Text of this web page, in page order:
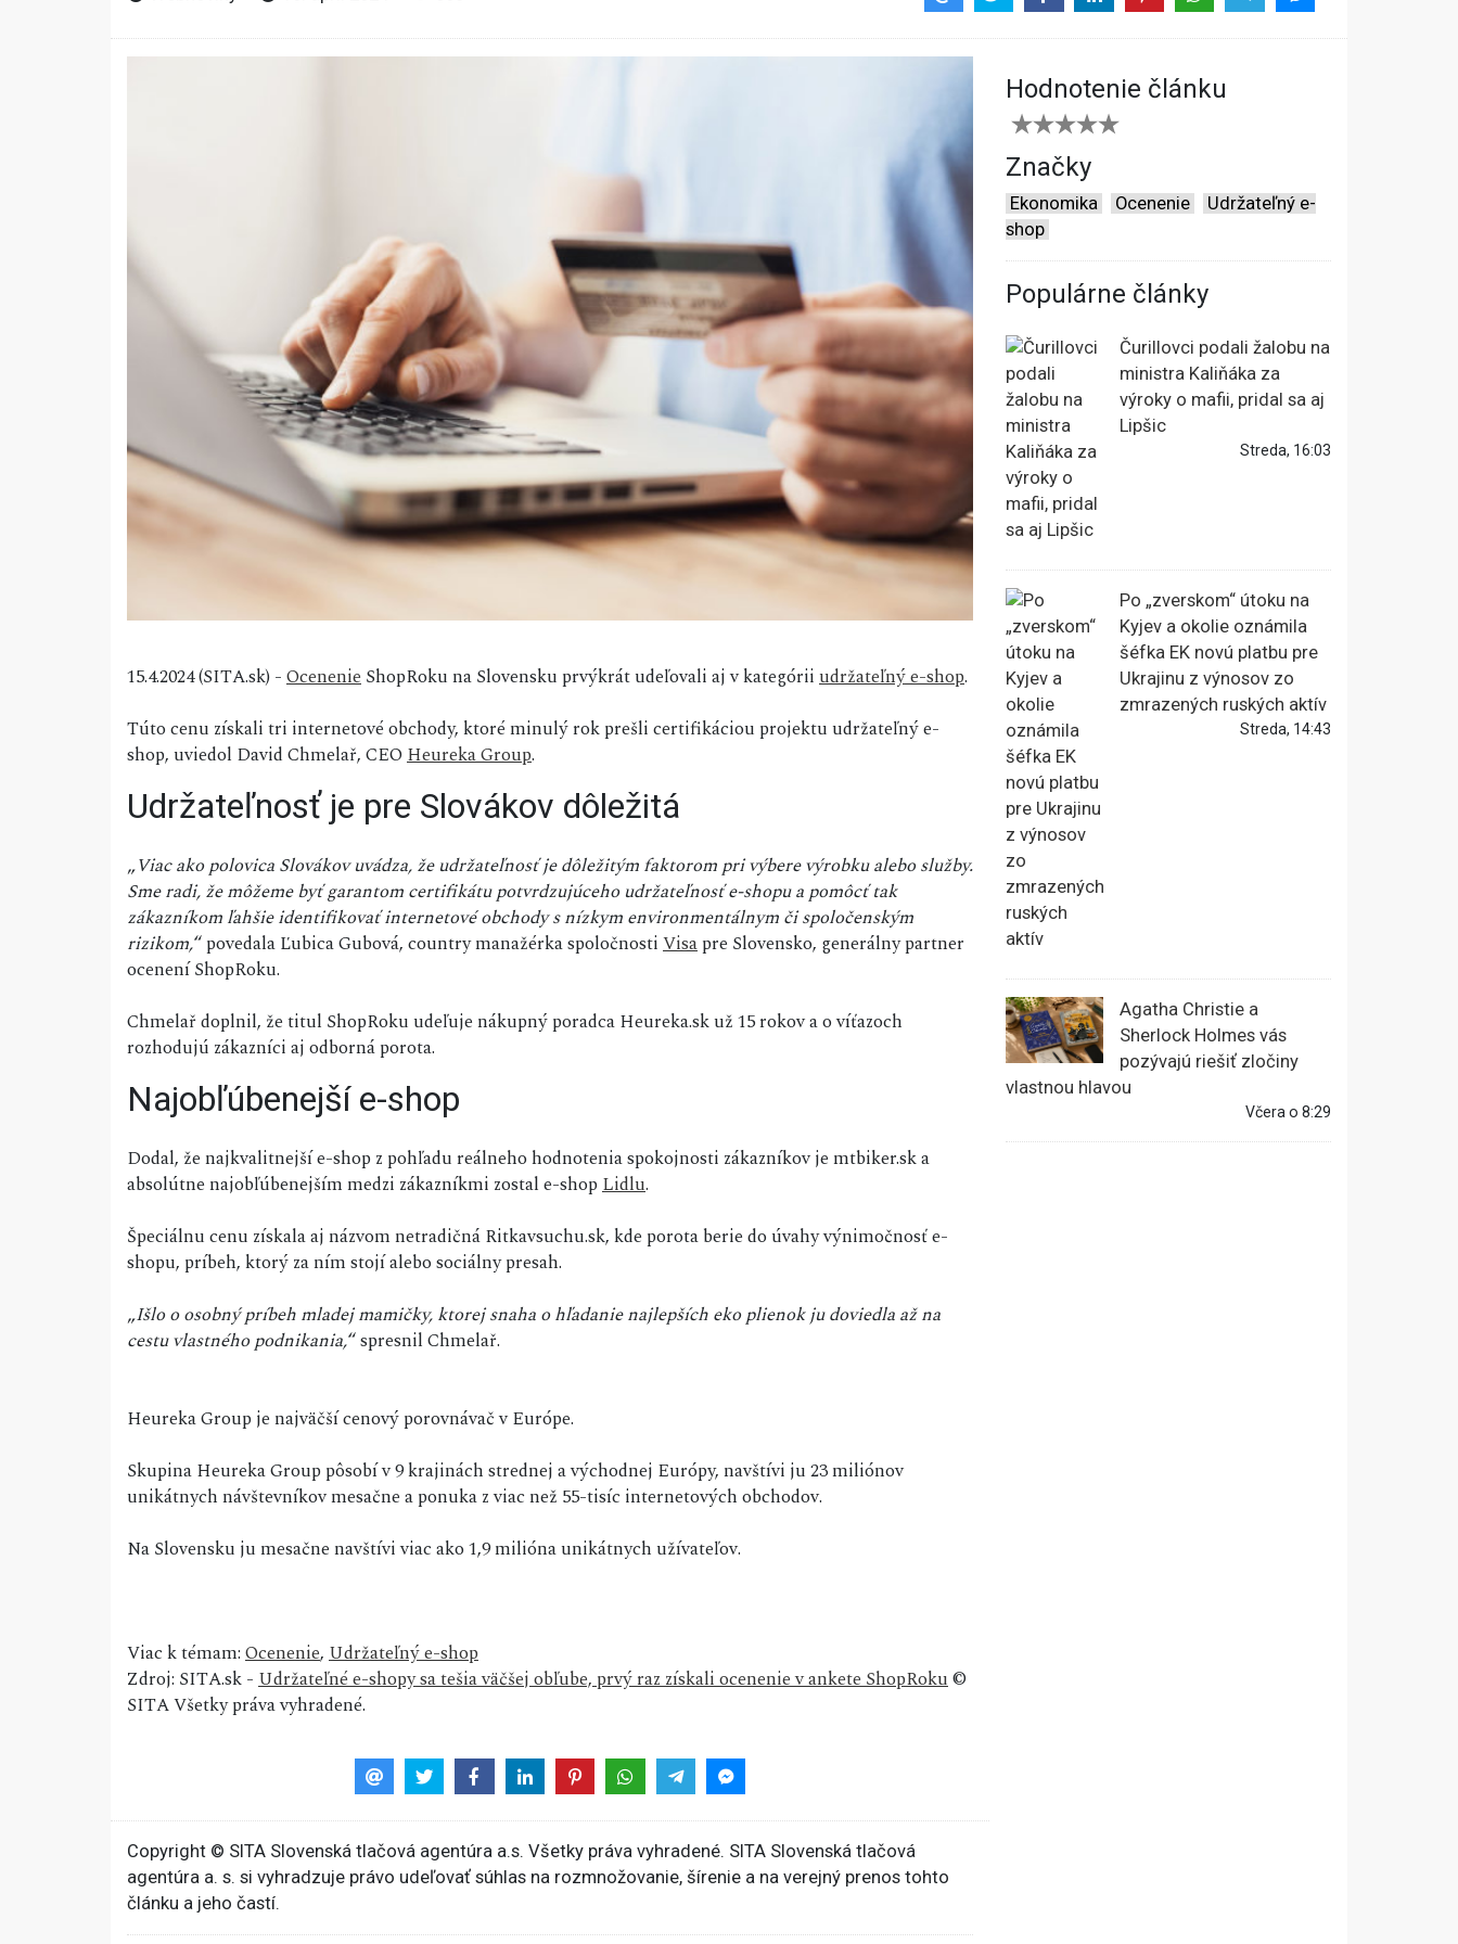
15.4.2024 (SITA.sk) -OcenenieShopRoku na Slovensku prvýkrát udeľovali aj v kategóriiudržateľný e-shop.
Túto cenu získali tri internetové obchody, ktoré minulý rok prešli certifikáciou projektu udržateľný e-
shop, uviedol David Chmelař, CEOHeureka Group.
Udržateľnosť je pre Slovákov dôležitá
„Viac ako polovica Slovákov uvádza, že udržateľnosť je dôležitým faktorom pri výbere výrobku alebo služby.
Sme radi, že môžeme byť garantom certifikátu potvrdzujúceho udržateľnosť e-shopu a pomôcť tak
zákazníkom ľahšie identifikovať internetové obchody s nízkym environmentálnym či spoločenským
rizikom,“ povedala Ľubica Gubová, country manažérka spoločnostiVisapre Slovensko, generálny partner
ocenení ShopRoku.
Chmelař doplnil, že titul ShopRoku udeľuje nákupný poradca Heureka.sk už 15 rokov a o víťazoch
rozhodujú zákazníci aj odborná porota.
Najobľúbenejší e-shop
Dodal, že najkvalitnejší e-shop z pohľadu reálneho hodnotenia spokojnosti zákazníkov je mtbiker.sk a
absolútne najobľúbenejším medzi zákazníkmi zostal e-shopLidlu.
Špeciálnu cenu získala aj názvom netradičná Ritkavsuchu.sk, kde porota berie do úvahy výnimočnosť e-
shopu, príbeh, ktorý za ním stojí alebo sociálny presah.
„Išlo o osobný príbeh mladej mamičky, ktorej snaha o hľadanie najlepších eko plienok ju doviedla až na
cestu vlastného podnikania,“ spresnil Chmelař.
Heureka Group je najväčší cenový porovnávač v Európe.
Skupina Heureka Group pôsobí v 9 krajinách strednej a východnej Európy, navštívi ju 23 miliónov
unikátnych návštevníkov mesačne a ponuka z viac než 55-tisíc internetových obchodov.
Na Slovensku ju mesačne navštívi viac ako 1,9 milióna unikátnych užívateľov.
Viac k témam:Ocenenie,Udržateľný e-shop
Zdroj: SITA.sk -Udržateľné e-shopy sa tešia väčšej obľube, prvý raz získali ocenenie v ankete ShopRoku©
SITA Všetky práva vyhradené.
Hodnotenie článku
Značky
Ekonomika Ocenenie
Udržateľný e-
shop
Populárne články
Čurillovci podali žalobu na
ministra Kaliňáka za
výroky o mafii, pridal sa aj
Lipšic
Streda, 16:03
Po „zverskom“ útoku na
Kyjev a okolie oznámila
šéfka EK novú platbu pre
Ukrajinu z výnosov zo
zmrazených ruských aktív
Streda, 14:43
Agatha Christie a
Sherlock Holmes vás
pozývajú riešiť zločiny
vlastnou hlavou
Včera o 8:29
Copyright © SITA Slovenská tlačová agentúra a.s. Všetky práva vyhradené. SITA Slovenská tlačová
agentúra a. s. si vyhradzuje právo udeľovať súhlas na rozmnožovanie, šírenie a na verejný prenos tohto
článku a jeho častí.